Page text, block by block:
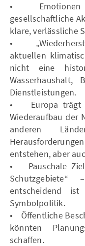
• Emotionen
gesellschaftliche
klare, verlässliche
•
aktuellen
nicht eine
Wasserhaushalt,
Dienstleistungen.
• Europa trägt
Wiederaufbau der
anderen
entstehen, aber
• Pauschale
entscheidend
Symbolpolitik.
• Öffentliche
könnten
schaffen.